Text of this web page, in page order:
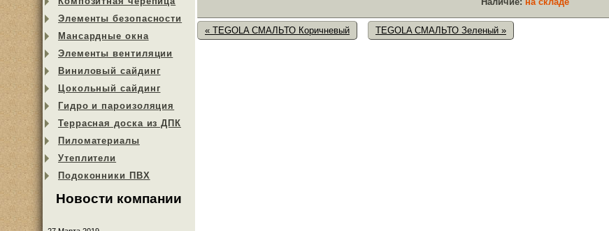
Элементы безопасности
Мансардные окна
Элементы вентиляции
Виниловый сайдинг
Цокольный сайдинг
Гидро и пароизоляция
Террасная доска из ДПК
Пиломатериалы
Утеплители
Подоконники ПВХ
Новости компании
« TEGOLA СМАЛЬТО Коричневый TEGOLA СМАЛЬТО Зеленый »